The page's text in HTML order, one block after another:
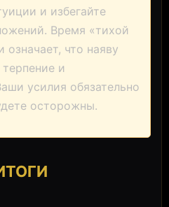
и избегайте
Время «тихой
что наяву
и
усилия обязательно
осторожны.